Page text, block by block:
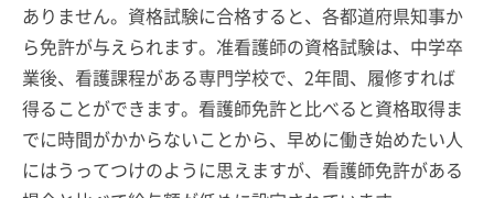
ありません。資格試験に合格すると、各都道府県知事か
ら免許が与えられます。准看護師の資格試験は、中学卒
業後、看護課程がある専門学校で、2年間、履修すれば
得ることができます。看護師免許と比べると資格取得ま
でに時間がかからないことから、早めに働き始めたい人
にはうってつけのように思えますが、看護師免許がある